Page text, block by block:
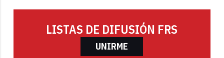
LISTAS DE DIFUSIÓN FRS
UNIRME